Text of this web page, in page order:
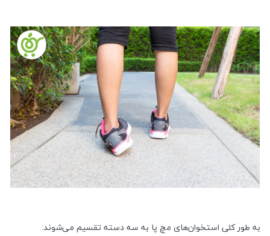
به طور کلی استخوان‌های مچ پا به سه دسته تقسیم می‌شوند: